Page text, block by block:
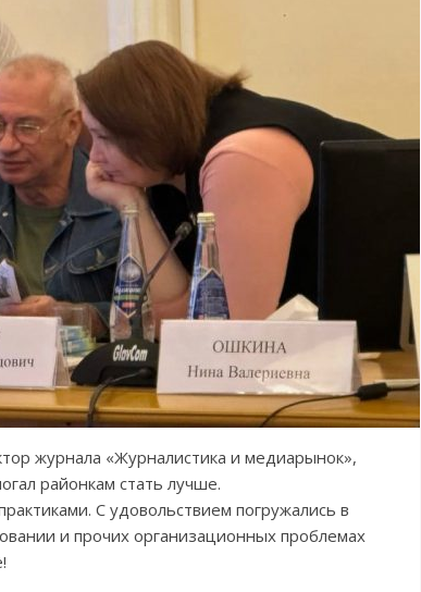
журнала «Журналистика и медиарынок»,
районкам стать лучше.
С удовольствием погружались в
и прочих организационных проблемах